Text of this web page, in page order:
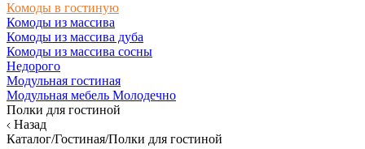
Комоды в гостиную
Комоды из массива
Комоды из массива дуба
Комоды из массива сосны
Недорого
Модульная гостиная
Модульная мебель Молодечно
Полки для гостиной
Назад
Каталог/Гостиная/Полки для гостиной